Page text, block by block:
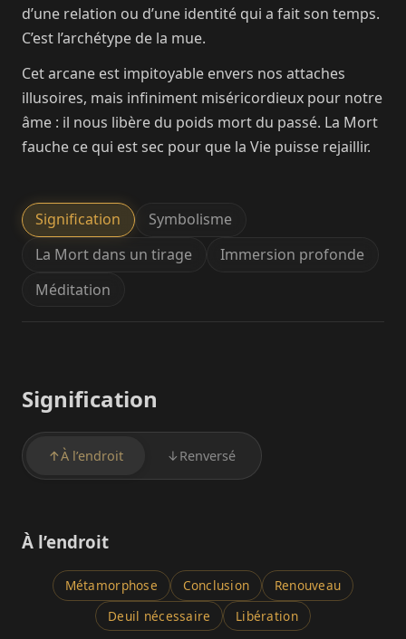
d’une relation ou d’une identité qui a fait son temps.
C’est l’archétype de la mue.
Cet arcane est impitoyable envers nos attaches
illusoires, mais infiniment miséricordieux pour notre
âme : il nous libère du poids mort du passé. La Mort
fauche ce qui est sec pour que la Vie puisse rejaillir.
Signification
Symbolisme
La Mort dans un tirage
Immersion profonde
Méditation
Signification
↑À l’endroit ↓ Renversé
À l’endroit
Métamorphose Conclusion
Renouveau
Deuil nécessaire
Libération